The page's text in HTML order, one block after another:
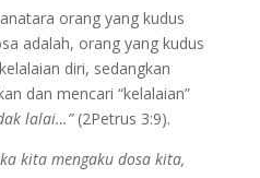
orang yang kudus
adalah, orang yang kudus
diri, sedangkan
dan mencari “kelalaian”
lalai…”(2Petrus 3:9).
kita mengaku dosa kita,